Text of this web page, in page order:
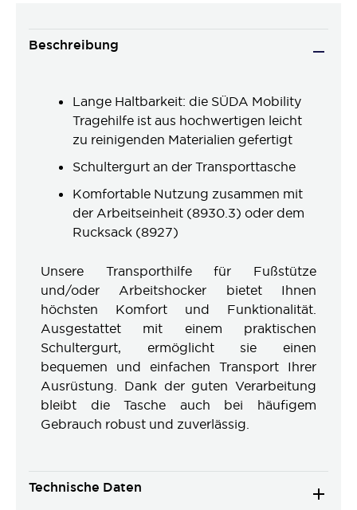
Beschreibung
Lange Haltbarkeit: die SÜDA Mobility
Tragehilfe ist aus hochwertigen leicht
zu reinigenden Materialien gefertigt
Schultergurt an der Transporttasche
Komfortable Nutzung zusammen mit
der Arbeitseinheit (8930.3) oder dem
Rucksack (8927)
Unsere Transporthilfe für Fußstütze
und/oder Arbeitshocker bietet Ihnen
höchsten Komfort und Funktionalität.
Ausgestattet mit einem praktischen
Schultergurt, ermöglicht sie einen
bequemen und einfachen Transport Ihrer
Ausrüstung. Dank der guten Verarbeitung
bleibt die Tasche auch bei häufigem
Gebrauch robust und zuverlässig.
Technische Daten